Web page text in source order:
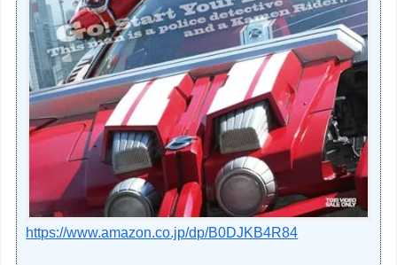
https://www.amazon.co.jp/dp/B0DJKB4R84